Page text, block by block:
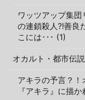
ワッツアップ集
の連鎖殺人?!善良
こには･･･ (1)
オカルト・都市伝
アキラの予言？
『アキラ』に描